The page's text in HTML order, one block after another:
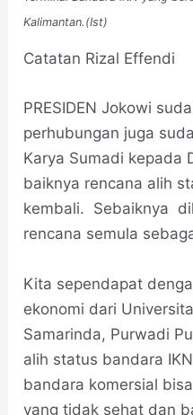
Kalimantan.(Ist)
Catatan Rizal Effendi
PRESIDEN Jokowi
perhubungan juga
Karya Sumadi kepada
baiknya rencana alih
kembali. Sebaiknya
rencana semula
Kita sependapat
ekonomi dari
Samarinda, Purwadi
alih status bandara
bandara komersial
yang tidak sehat dan